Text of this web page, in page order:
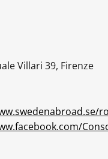
Villari 39, Firenze